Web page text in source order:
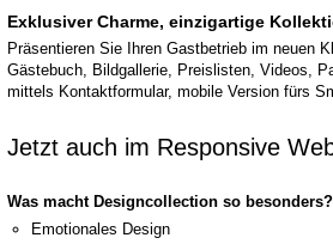
Exklusiver Charme, einzigartige
Präsentieren Sie Ihren Gastbetrieb im neuen
Gästebuch, Bildgallerie, Preislisten, Videos,
mittels Kontaktformular, mobile Version fürs
Jetzt auch im Responsive
Was macht Designcollection so besonders?
Emotionales Design